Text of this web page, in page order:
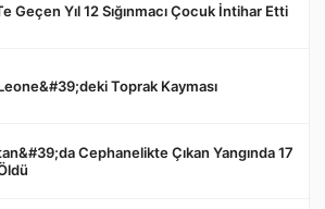
Geçen Yıl 12 Sığınmacı Çocuk İntihar Etti
Toprak Kayması
Cephanelikte Çıkan Yangında 17